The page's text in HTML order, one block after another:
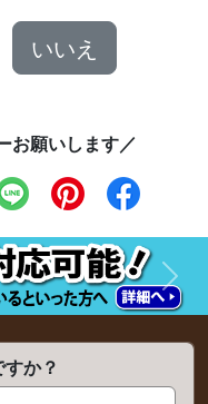
いいえ
お願いします／
次へ
か？